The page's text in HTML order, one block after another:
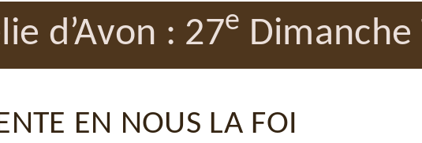
d’Avon : 27e Dimanche
EN NOUS LA FOI